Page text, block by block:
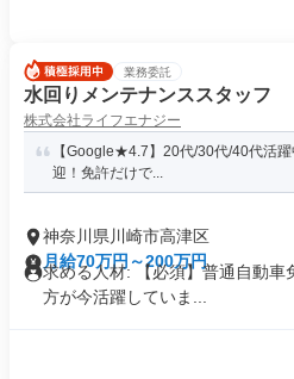
業務委託
水回りメンテナンススタッフ
株式会社ライフエナジー
【Google★4.7】20代/30代/40代活
迎！免許だけで...
神奈川県川崎市高津区
月給70万円～200万円
求める人材: 【必須】普通自動
方が今活躍していま...